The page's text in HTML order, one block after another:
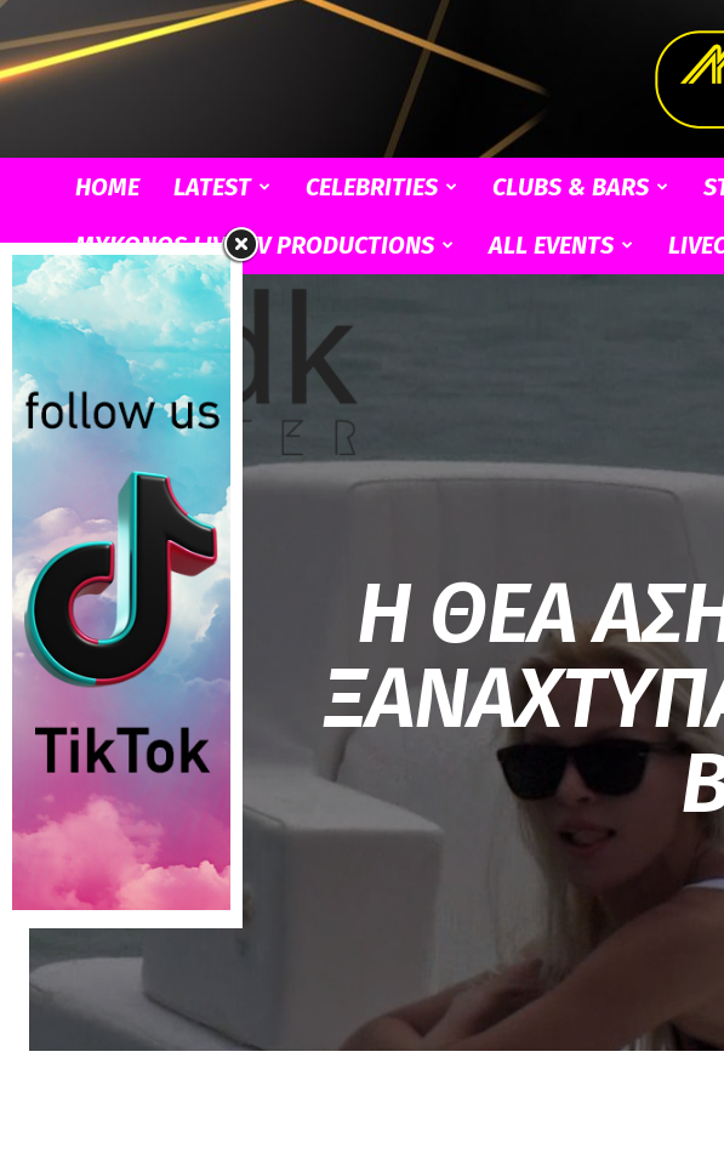
HOME LATEST CELEBRITIES CLUBS & BARS
MYKONOS LIVE TV PRODUCTIONS
ALL EVENTS
Η ΘΕΑ